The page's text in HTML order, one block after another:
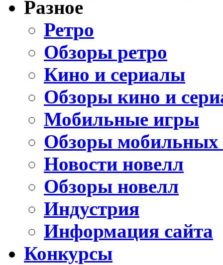
Разное
Ретро
Обзоры ретро
Кино и сериалы
Обзоры кино и
Мобильные игры
Обзоры мобильных
Новости новелл
Обзоры новелл
Индустрия
Информация сайта
Конкурсы